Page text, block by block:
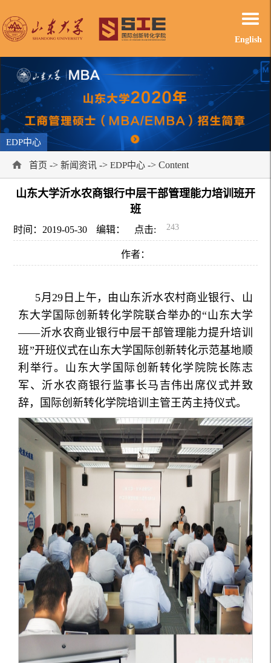
English
EDP中心
首页 -> 新闻资讯 -> EDP中心 -> Content
山东大学沂水农商银行中层干部管理能力培训班开
班
时间：2019-05-30 编辑： 点击: 243
作者：
5月29日上午，由山东沂水农村商业银行、山
东大学国际创新转化学院联合举办的“山东大学
——沂水农商业银行中层干部管理能力提升培训
班”开班仪式在山东大学国际创新转化示范基地顺
利举行。山东大学国际创新转化学院院长陈志
军、沂水农商银行监事长马吉伟出席仪式并致
辞，国际创新转化学院培训主管王芮主持仪式。